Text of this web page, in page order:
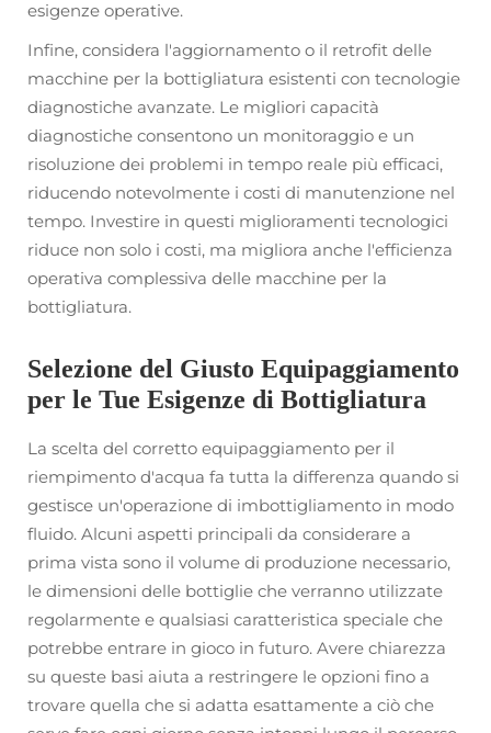
esigenze operative.
Infine, considera l'aggiornamento o il retrofit delle
macchine per la bottigliatura esistenti con tecnologie
diagnostiche avanzate. Le migliori capacità
diagnostiche consentono un monitoraggio e un
risoluzione dei problemi in tempo reale più efficaci,
riducendo notevolmente i costi di manutenzione nel
tempo. Investire in questi miglioramenti tecnologici
riduce non solo i costi, ma migliora anche l'efficienza
operativa complessiva delle macchine per la
bottigliatura.
Selezione del Giusto Equipaggiamento
per le Tue Esigenze di Bottigliatura
La scelta del corretto equipaggiamento per il
riempimento d'acqua fa tutta la differenza quando si
gestisce un'operazione di imbottigliamento in modo
fluido. Alcuni aspetti principali da considerare a
prima vista sono il volume di produzione necessario,
le dimensioni delle bottiglie che verranno utilizzate
regolarmente e qualsiasi caratteristica speciale che
potrebbe entrare in gioco in futuro. Avere chiarezza
su queste basi aiuta a restringere le opzioni fino a
trovare quella che si adatta esattamente a ciò che